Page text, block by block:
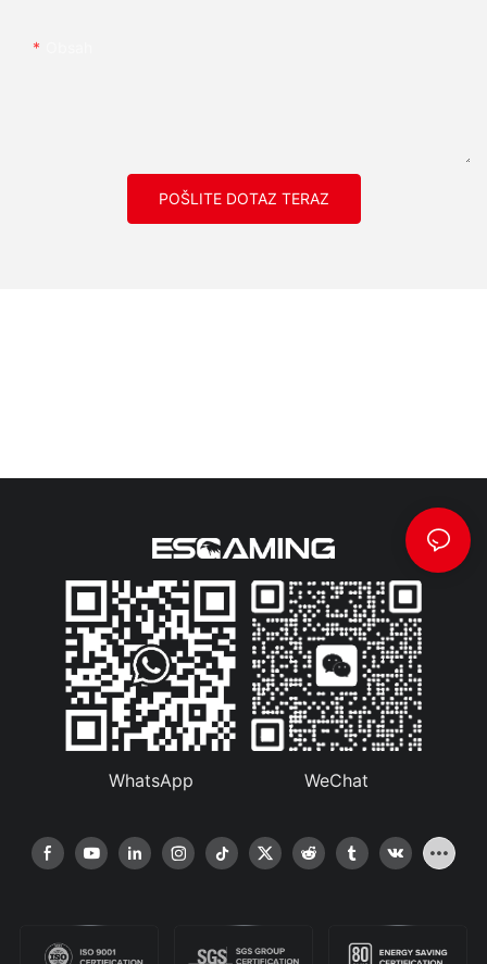
POŠLITE DOTAZ TERAZ
WhatsApp WeChat